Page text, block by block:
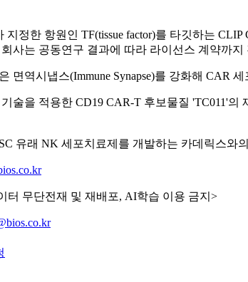
지정한 항원인 TF(tissue factor)를 타깃하는
사는 공동연구 결과에 따라 라이선스 계약까지
면역시냅스(Immune Synapse)를 강화해 CAR
술을 적용한 CD19 CAR-T 후보물질 'TC011'
유래 NK 세포치료제를 개발하는 카데릭스
터 무단전재 및 재배포, AI학습 이용 금지>